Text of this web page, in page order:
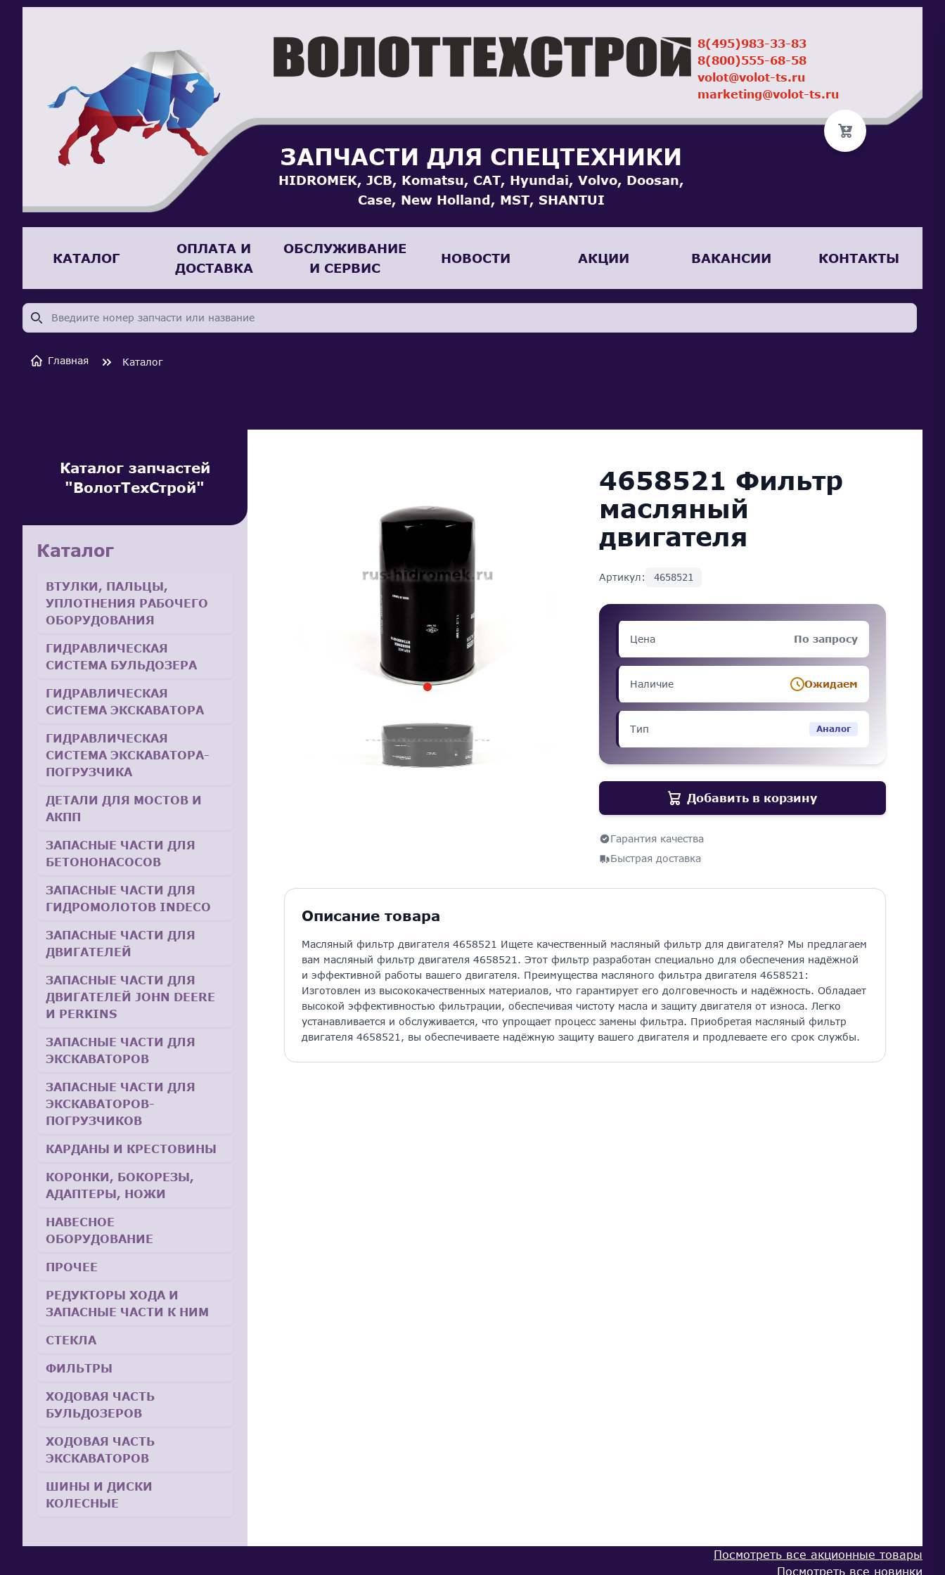
ЗАПЧАСТИ ДЛЯ СПЕЦТЕХНИКИ
HIDROMEK, JCB, Komatsu, CAT, Hyundai, Volvo, Doosan,
Case, New Holland, MST, SHANTUI
8(495)983-33-83
8(800)555-68-58
volot@volot-ts.ru
marketing@volot-ts.ru
КАТАЛОГ
ОПЛАТА И
ДОСТАВКА
ОБСЛУЖИВАНИЕ
И СЕРВИС
НОВОСТИ АКЦИИ ВАКАНСИИ КОНТАКТЫ
Главная Каталог
Каталог запчастей
"ВолотТехСтрой"
Каталог
ВТУЛКИ, ПАЛЬЦЫ,
УПЛОТНЕНИЯ РАБОЧЕГО
ОБОРУДОВАНИЯ
ГИДРАВЛИЧЕСКАЯ
СИСТЕМА БУЛЬДОЗЕРА
ГИДРАВЛИЧЕСКАЯ
СИСТЕМА ЭКСКАВАТОРА
ГИДРАВЛИЧЕСКАЯ
СИСТЕМА ЭКСКАВАТОРА-
ПОГРУЗЧИКА
ДЕТАЛИ ДЛЯ МОСТОВ И
АКПП
ЗАПАСНЫЕ ЧАСТИ ДЛЯ
БЕТОНОНАСОСОВ
ЗАПАСНЫЕ ЧАСТИ ДЛЯ
ГИДРОМОЛОТОВ INDECO
ЗАПАСНЫЕ ЧАСТИ ДЛЯ
ДВИГАТЕЛЕЙ
ЗАПАСНЫЕ ЧАСТИ ДЛЯ
ДВИГАТЕЛЕЙ JOHN DEERE
И PERKINS
ЗАПАСНЫЕ ЧАСТИ ДЛЯ
ЭКСКАВАТОРОВ
ЗАПАСНЫЕ ЧАСТИ ДЛЯ
ЭКСКАВАТОРОВ-
ПОГРУЗЧИКОВ
КАРДАНЫ И КРЕСТОВИНЫ
КОРОНКИ, БОКОРЕЗЫ,
АДАПТЕРЫ, НОЖИ
НАВЕСНОЕ
ОБОРУДОВАНИЕ
ПРОЧЕЕ
РЕДУКТОРЫ ХОДА И
ЗАПАСНЫЕ ЧАСТИ К НИМ
СТЕКЛА
ФИЛЬТРЫ
ХОДОВАЯ ЧАСТЬ
БУЛЬДОЗЕРОВ
ХОДОВАЯ ЧАСТЬ
ЭКСКАВАТОРОВ
ШИНЫ И ДИСКИ
КОЛЕСНЫЕ
4658521 Фильтр
масляный
двигателя
Артикул: 4658521
Цена По запросу
Наличие Ожидаем
Тип Аналог
Добавить в корзину
Гарантия качества
Быстрая доставка
Описание товара
Масляный фильтр двигателя 4658521 Ищете качественный масляный фильтр для двигателя? Мы предлагаем
вам масляный фильтр двигателя 4658521. Этот фильтр разработан специально для обеспечения надёжной
и эффективной работы вашего двигателя. Преимущества масляного фильтра двигателя 4658521:
Изготовлен из высококачественных материалов, что гарантирует его долговечность и надёжность. Обладает
высокой эффективностью фильтрации, обеспечивая чистоту масла и защиту двигателя от износа. Легко
устанавливается и обслуживается, что упрощает процесс замены фильтра. Приобретая масляный фильтр
двигателя 4658521, вы обеспечиваете надёжную защиту вашего двигателя и продлеваете его срок службы.
Посмотреть все акционные товары
Посмотреть все новинки